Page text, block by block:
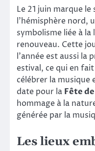
Le 21 juin marque le
l’hémisphère nord,
symbolisme liée à
renouveau. Cette
l’année est aussi la
estival, ce qui en
célébrer la musique
date pour la Fête
hommage à la
générée par la
Les lieux